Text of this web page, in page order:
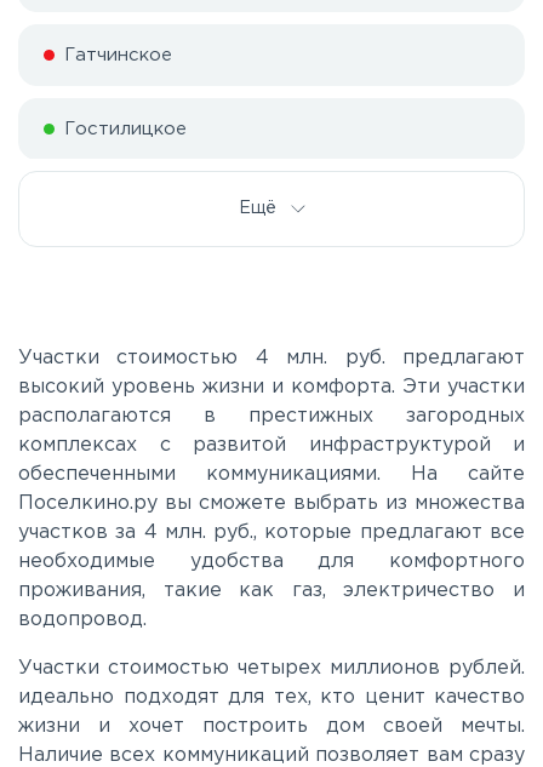
Гатчинское
Гостилицкое
Киевское
Ленинградское
Московское
Мурманское
Приморское
Ещё
Участки стоимостью 4 млн. руб. предлагают
высокий уровень жизни и комфорта. Эти участки
располагаются в престижных загородных
комплексах с развитой инфраструктурой и
обеспеченными коммуникациями. На сайте
Поселкино.ру вы сможете выбрать из множества
участков за 4 млн. руб., которые предлагают все
необходимые удобства для комфортного
проживания, такие как газ, электричество и
водопровод.
Участки стоимостью четырех миллионов рублей.
идеально подходят для тех, кто ценит качество
жизни и хочет построить дом своей мечты.
Наличие всех коммуникаций позволяет вам сразу